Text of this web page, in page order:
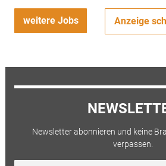
weitere Jobs Anzeige
Newsletter abonnieren und keine
verpassen.